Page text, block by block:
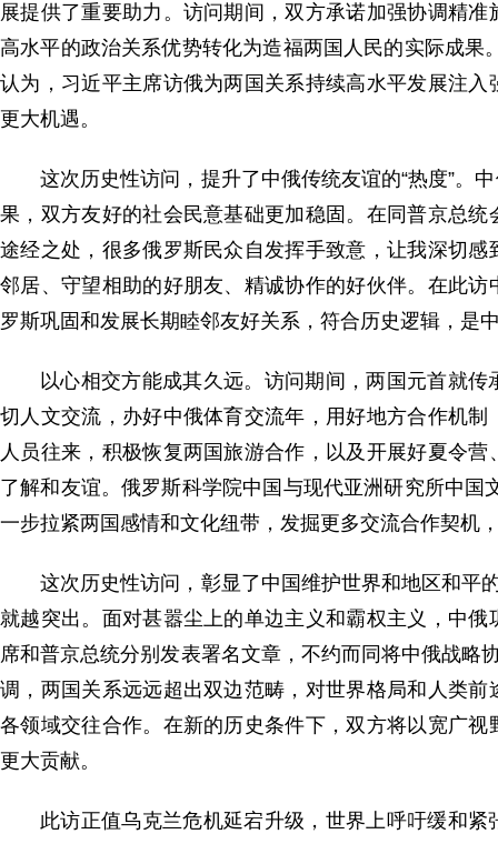
展提供了重要助力。访问期间，双方承诺加强协调精
高水平的政治关系优势转化为造福两国人民的实际成
认为，习近平主席访俄为两国关系持续高水平发展注
更大机遇。
这次历史性访问，提升了中俄传统友谊的“热度”。
果，双方友好的社会民意基础更加稳固。在同普京总
途经之处，很多俄罗斯民众自发挥手致意，让我深切
邻居、守望相助的好朋友、精诚协作的好伙伴。在此
罗斯巩固和发展长期睦邻友好关系，符合历史逻辑，是
以心相交方能成其久远。访问期间，两国元首就
切人文交流，办好中俄体育交流年，用好地方合作机
人员往来，积极恢复两国旅游合作，以及开展好夏令
了解和友谊。俄罗斯科学院中国与现代亚洲研究所中
一步拉紧两国感情和文化纽带，发掘更多交流合作契机
这次历史性访问，彰显了中国维护世界和地区和平
就越突出。面对甚嚣尘上的单边主义和霸权主义，中
席和普京总统分别发表署名文章，不约而同将中俄战略
调，两国关系远远超出双边范畴，对世界格局和人类
各领域交往合作。在新的历史条件下，双方将以宽广
更大贡献。
此访正值乌克兰危机延宕升级，世界上呼吁缓和